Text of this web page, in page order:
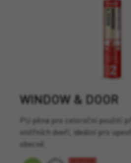
WINDOW & DOOR
PU pěna pro celoroční použití
vnitřních dveří, ideální pro
obecně.